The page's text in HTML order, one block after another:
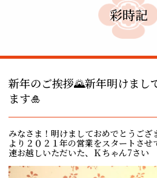
彩時記
新年のご挨拶🌄新年明けまし
ます🎍
みなさま！明けましておめでとうござ
より２０２１年の営業をスタートさ
速お越しいただいた、Ｋちゃん7さい